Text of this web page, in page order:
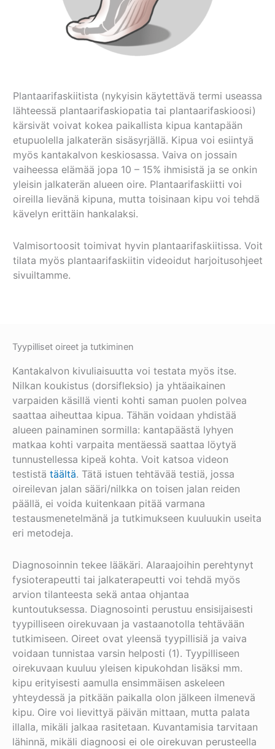
Plantaarifaskiitista (nykyisin käytettävä termi useassa
lähteessä plantaarifaskiopatia tai plantaarifaskioosi)
kärsivät voivat kokea paikallista kipua kantapään
etupuolella jalkaterän sisäsyrjällä. Kipua voi esiintyä
myös kantakalvon keskiosassa. Vaiva on jossain
vaiheessa elämää jopa 10 – 15% ihmisistä ja se onkin
yleisin jalkaterän alueen oire. Plantaarifaskiitti voi
oireilla lievänä kipuna, mutta toisinaan kipu voi tehdä
kävelyn erittäin hankalaksi.
Valmisortoosit toimivat hyvin plantaarifaskiitissa. Voit
tilata myös plantaarifaskiitin videoidut harjoitusohjeet
sivuiltamme.
Tyypilliset oireet ja tutkiminen
Kantakalvon kivuliaisuutta voi testata myös itse.
Nilkan koukistus (dorsifleksio) ja yhtäaikainen
varpaiden käsillä vienti kohti saman puolen polvea
saattaa aiheuttaa kipua. Tähän voidaan yhdistää
alueen painaminen sormilla: kantapäästä lyhyen
matkaa kohti varpaita mentäessä saattaa löytyä
tunnustellessa kipeä kohta. Voit katsoa videon
testistä täältä. Tätä istuen tehtävää testiä, jossa
oireilevan jalan sääri/nilkka on toisen jalan reiden
päällä, ei voida kuitenkaan pitää varmana
testausmenetelmänä ja tutkimukseen kuuluukin useita
eri metodeja.
Diagnosoinnin tekee lääkäri. Alaraajoihin perehtynyt
fysioterapeutti tai jalkaterapeutti voi tehdä myös
arvion tilanteesta sekä antaa ohjantaa
kuntoutuksessa. Diagnosointi perustuu ensisijaisesti
tyypilliseen oirekuvaan ja vastaanotolla tehtävään
tutkimiseen. Oireet ovat yleensä tyypillisiä ja vaiva
voidaan tunnistaa varsin helposti (1). Tyypilliseen
oirekuvaan kuuluu yleisen kipukohdan lisäksi mm.
kipu erityisesti aamulla ensimmäisen askeleen
yhteydessä ja pitkään paikalla olon jälkeen ilmenevä
kipu. Oire voi lievittyä päivän mittaan, mutta palata
illalla, mikäli jalkaa rasitetaan. Kuvantamisia tarvitaan
lähinnä, mikäli diagnoosi ei ole oirekuvan perusteella